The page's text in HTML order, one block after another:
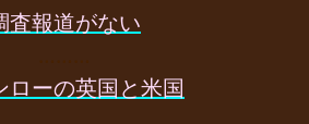
査報道がない
ローの英国と米国